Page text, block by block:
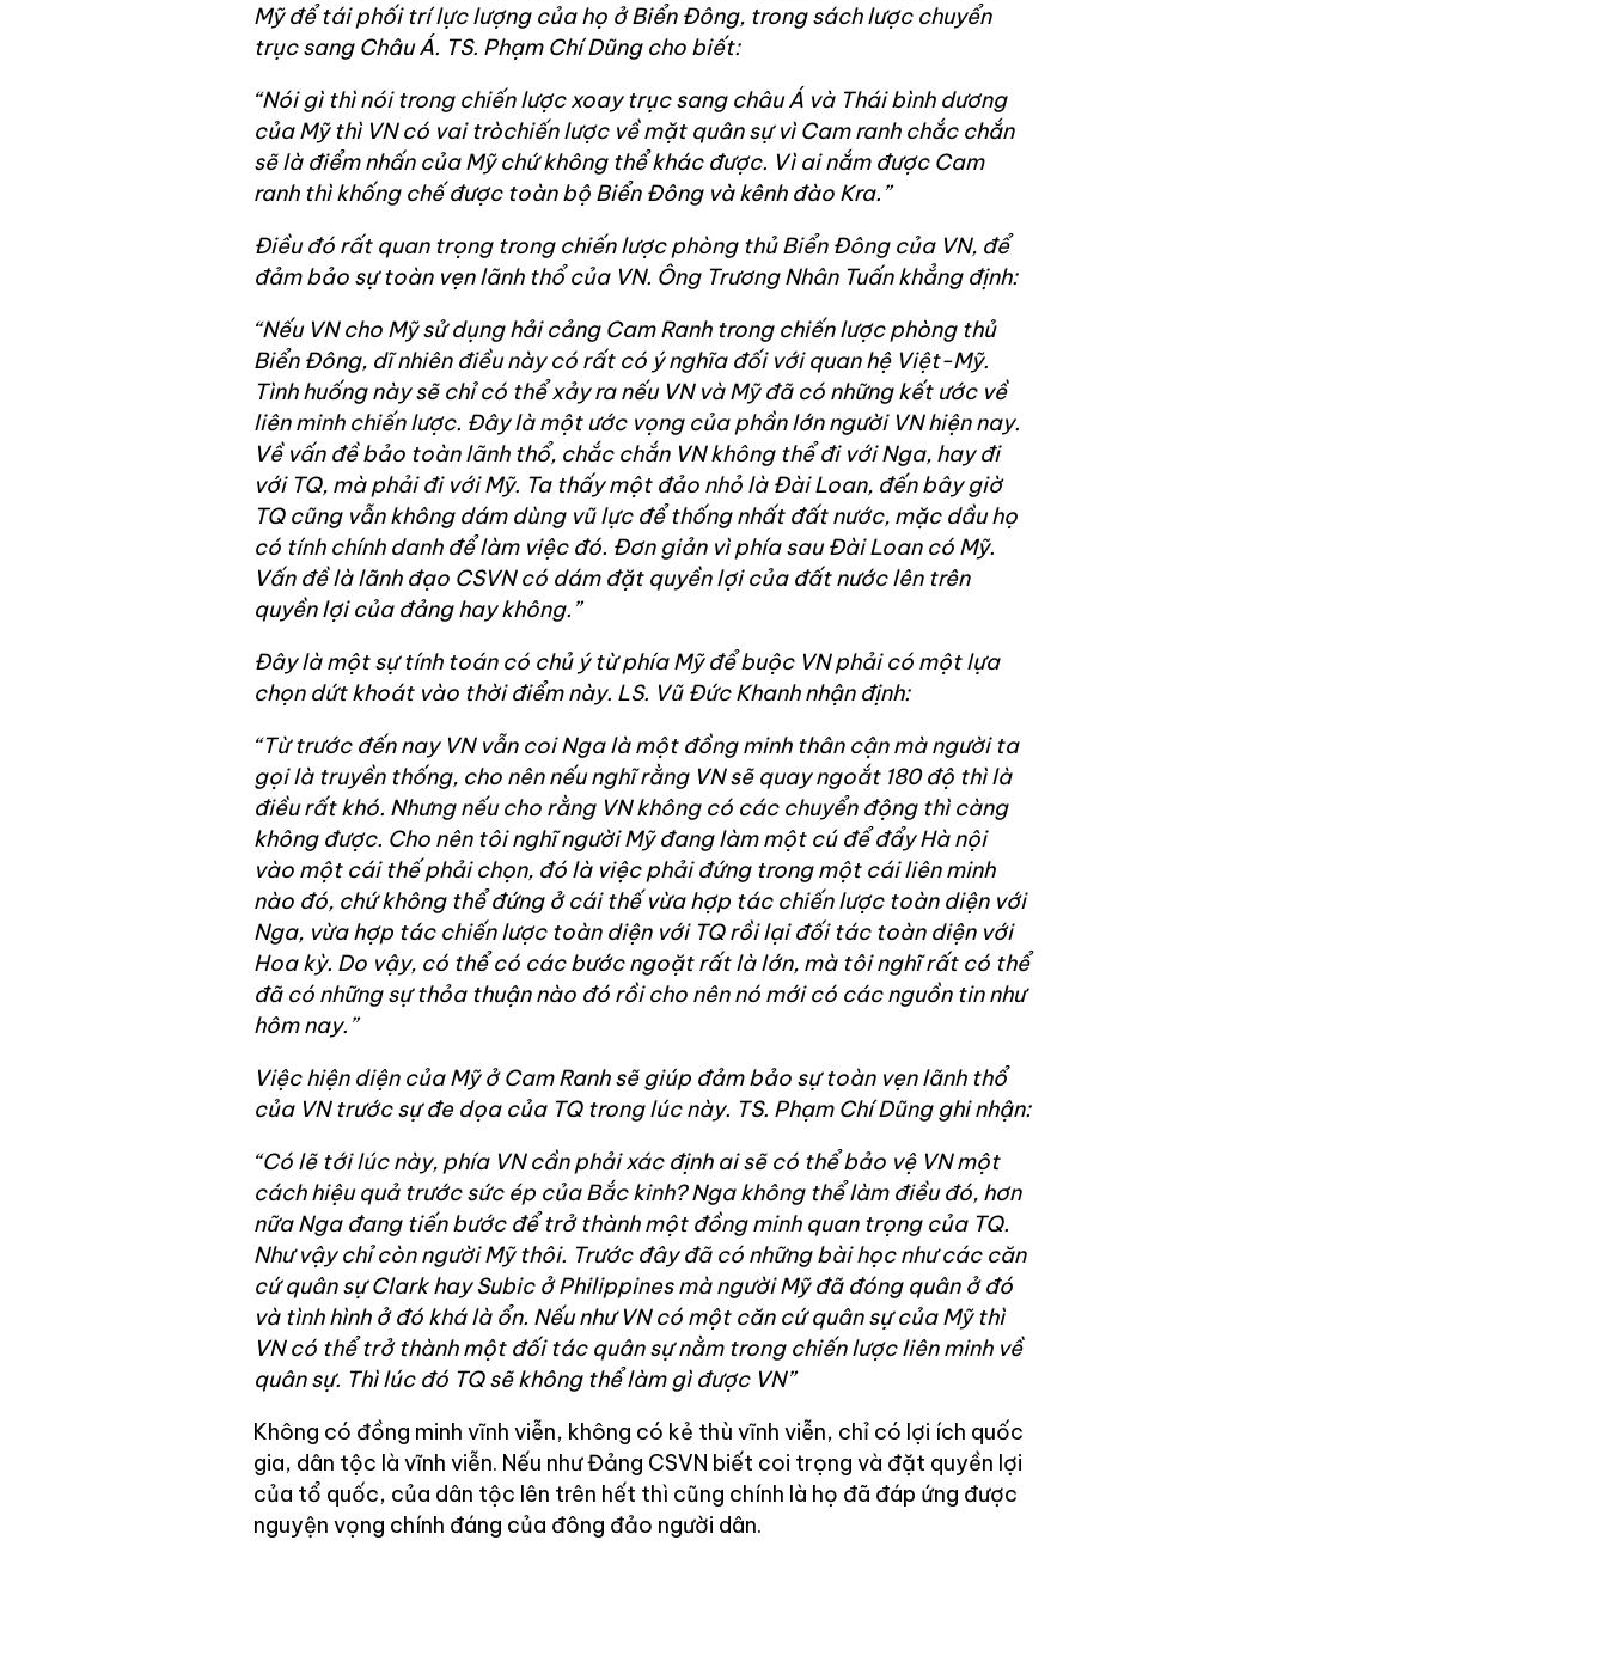
Mỹ để tái phối trí lực lượng của họ ở Biển Đông, trong sách lược chuyển
trục sang Châu Á. TS. Phạm Chí Dũng cho biết:
“Nói gì thì nói trong chiến lược xoay trục sang châu Á và Thái bình dương
của Mỹ thì VN có vai tròchiến lược về mặt quân sự vì Cam ranh chắc chắn
sẽ là điểm nhấn của Mỹ chứ không thể khác được. Vì ai nắm được Cam
ranh thì khống chế được toàn bộ Biển Đông và kênh đào Kra.”
Điều đó rất quan trọng trong chiến lược phòng thủ Biển Đông của VN, để
đảm bảo sự toàn vẹn lãnh thổ của VN. Ông Trương Nhân Tuấn khẳng định:
“Nếu VN cho Mỹ sử dụng hải cảng Cam Ranh trong chiến lược phòng thủ
Biển Đông, dĩ nhiên điều này có rất có ý nghĩa đối với quan hệ Việt-Mỹ.
Tình huống này sẽ chỉ có thể xảy ra nếu VN và Mỹ đã có những kết ước về
liên minh chiến lược. Đây là một ước vọng của phần lớn người VN hiện nay.
Về vấn đề bảo toàn lãnh thổ, chắc chắn VN không thể đi với Nga, hay đi
với TQ, mà phải đi với Mỹ. Ta thấy một đảo nhỏ là Đài Loan, đến bây giờ
TQ cũng vẫn không dám dùng vũ lực để thống nhất đất nước, mặc dầu họ
có tính chính danh để làm việc đó. Đơn giản vì phía sau Đài Loan có Mỹ.
Vấn đề là lãnh đạo CSVN có dám đặt quyền lợi của đất nước lên trên
quyền lợi của đảng hay không.”
Đây là một sự tính toán có chủ ý từ phía Mỹ để buộc VN phải có một lựa
chọn dứt khoát vào thời điểm này. LS. Vũ Đức Khanh nhận định:
“Từ trước đến nay VN vẫn coi Nga là một đồng minh thân cận mà người ta
gọi là truyền thống, cho nên nếu nghĩ rằng VN sẽ quay ngoắt 180 độ thì là
điều rất khó. Nhưng nếu cho rằng VN không có các chuyển động thì càng
không được. Cho nên tôi nghĩ người Mỹ đang làm một cú để đẩy Hà nội
vào một cái thế phải chọn, đó là việc phải đứng trong một cái liên minh
nào đó, chứ không thể đứng ở cái thế vừa hợp tác chiến lược toàn diện với
Nga, vừa hợp tác chiến lược toàn diện với TQ rồi lại đối tác toàn diện với
Hoa kỳ. Do vậy, có thể có các bước ngoặt rất là lớn, mà tôi nghĩ rất có thể
đã có những sự thỏa thuận nào đó rồi cho nên nó mới có các nguồn tin như
hôm nay.”
Việc hiện diện của Mỹ ở Cam Ranh sẽ giúp đảm bảo sự toàn vẹn lãnh thổ
của VN trước sự đe dọa của TQ trong lúc này. TS. Phạm Chí Dũng ghi nhận:
“Có lẽ tới lúc này, phía VN cần phải xác định ai sẽ có thể bảo vệ VN một
cách hiệu quả trước sức ép của Bắc kinh? Nga không thể làm điều đó, hơn
nữa Nga đang tiến bước để trở thành một đồng minh quan trọng của TQ.
Như vậy chỉ còn người Mỹ thôi. Trước đây đã có những bài học như các căn
cứ quân sự Clark hay Subic ở Philippines mà người Mỹ đã đóng quân ở đó
và tình hình ở đó khá là ổn. Nếu như VN có một căn cứ quân sự của Mỹ thì
VN có thể trở thành một đối tác quân sự nằm trong chiến lược liên minh về
quân sự. Thì lúc đó TQ sẽ không thể làm gì được VN”
Không có đồng minh vĩnh viễn, không có kẻ thù vĩnh viễn, chỉ có lợi ích quốc
gia, dân tộc là vĩnh viễn. Nếu như Đảng CSVN biết coi trọng và đặt quyền lợi
của tổ quốc, của dân tộc lên trên hết thì cũng chính là họ đã đáp ứng được
nguyện vọng chính đáng của đông đảo người dân.